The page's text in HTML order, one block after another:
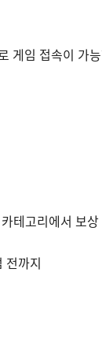
게임 접속이 가
테고리에서 보상
전까지